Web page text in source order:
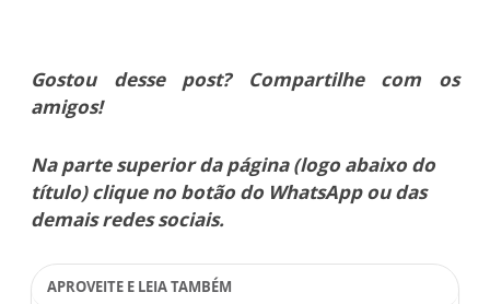
Gostou desse post? Compartilhe com os
amigos!
Na parte superior da página (logo abaixo do
título) clique no botão do WhatsApp ou das
demais redes sociais.
APROVEITE E LEIA TAMBÉM